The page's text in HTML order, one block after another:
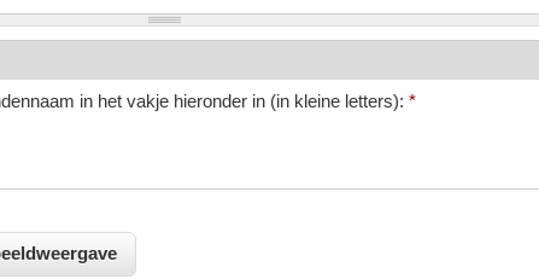
in het vakje hieronder in (in kleine letters): *